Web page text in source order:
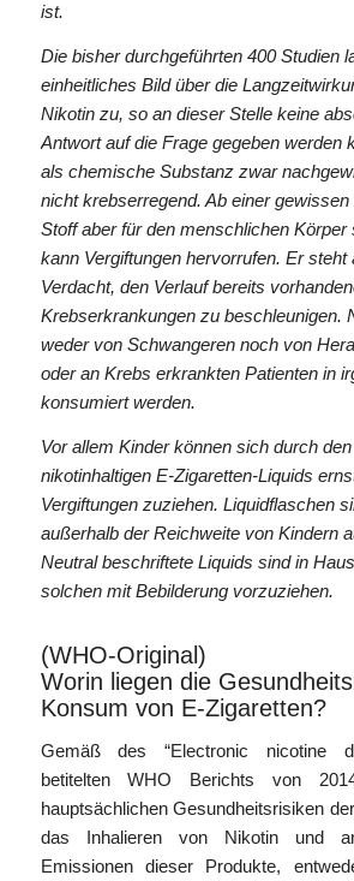
ist.
Die bisher durchgeführten 400 Studien
einheitliches Bild über die
Nikotin zu, so an dieser Stelle keine
Antwort auf die Frage gegeben werden
als chemische Substanz zwar
nicht krebserregend. Ab einer
Stoff aber für den menschlichen Körper
kann Vergiftungen hervorrufen. Er steht
Verdacht, den Verlauf bereits
Krebserkrankungen zu beschleunigen.
weder von Schwangeren noch von
oder an Krebs erkrankten Patienten in
konsumiert werden.
Vor allem Kinder können sich durch
nikotinhaltigen E-Zigaretten-Liquids
Vergiftungen zuziehen. Liquidflaschen
außerhalb der Reichweite von Kindern
Neutral beschriftete Liquids sind in
solchen mit Bebilderung vorzuziehen.
(WHO-Original)
Worin liegen die
Konsum von E-Zigaretten?
Gemäß des “Electronic nicotine
betitelten WHO Berichts von
hauptsächlichen Gesundheitsrisiken
das Inhalieren von Nikotin und
Emissionen dieser Produkte,